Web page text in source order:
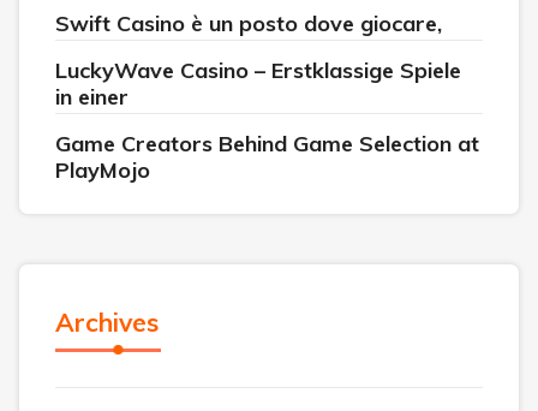
Swift Casino è un posto dove giocare,
LuckyWave Casino – Erstklassige Spiele
in einer
Game Creators Behind Game Selection at
PlayMojo
Archives